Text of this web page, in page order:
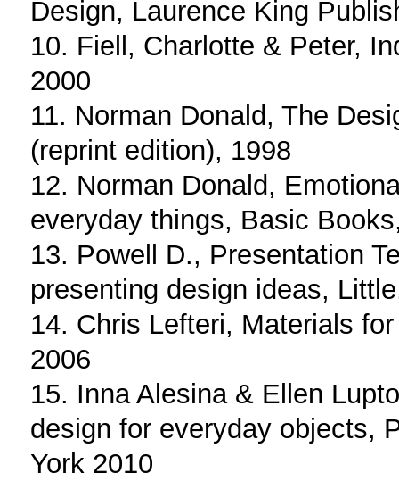
Design, Laurence King
10. Fiell, Charlotte & Peter,
2000
11. Norman Donald, The
(reprint edition), 1998
12. Norman Donald,
everyday things, Basic
13. Powell D., Presentation
presenting design ideas,
14. Chris Lefteri, Materials
2006
15. Inna Alesina & Ellen
design for everyday objects,
York 2010